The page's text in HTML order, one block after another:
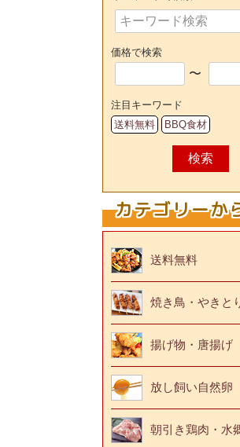
価格で検索
〜
注目キーワード
送料無料
BBQ食材
検索
カテゴリーか
送料無料
焼き鳥・やきと
揚げ物・唐揚げ
放し飼い自然卵
朝引き鶏肉・水